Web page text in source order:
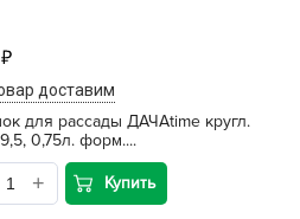
доставим
для рассады ДАЧАtime кругл.
0,75л. форм....
Купить